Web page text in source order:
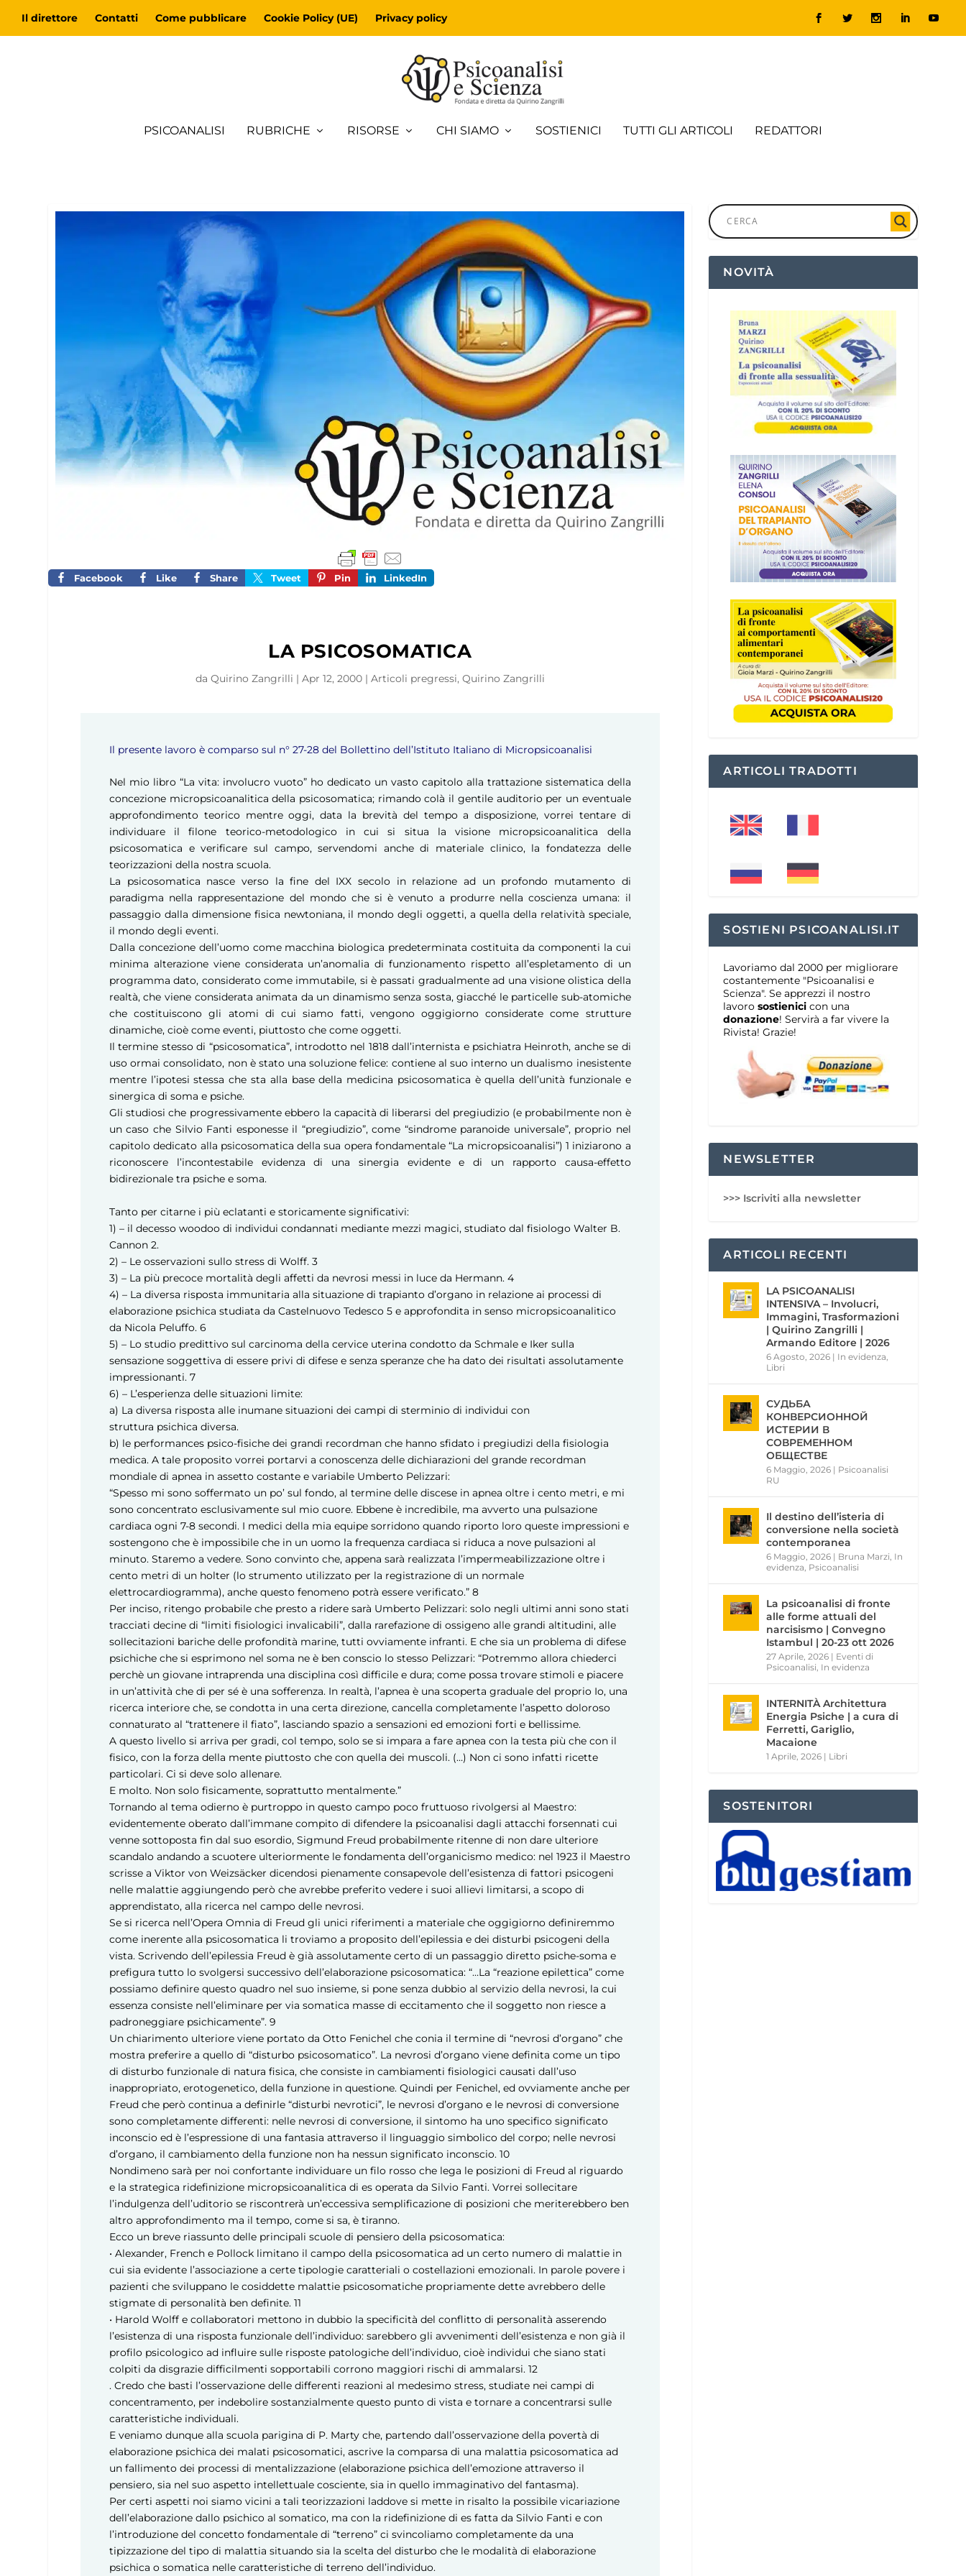
Il direttore Contatti Come pubblicare Cookie Policy (UE) Privacy policy
PSICOANALISI RUBRICHE RISORSE CHI SIAMO SOSTIENICI TUTTI GLI ARTICOLI REDATTORI
Facebook Like Share Tweet Pin LinkedIn
LA PSICOSOMATICA
da Quirino Zangrilli | Apr 12, 2000| Articoli pregressi, Quirino Zangrilli
Il presente lavoro è comparso sul n° 27-28 del Bollettino dell’Istituto Italiano di Micropsicoanalisi
Nel mio libro “La vita: involucro vuoto” ho dedicato un vasto capitolo alla trattazione sistematica della
concezione micropsicoanalitica della psicosomatica; rimando colà il gentile auditorio per un eventuale
approfondimento teorico mentre oggi, data la brevità del tempo a disposizione, vorrei tentare di
individuare il filone teorico-metodologico in cui si situa la visione micropsicoanalitica della
psicosomatica e verificare sul campo, servendomi anche di materiale clinico, la fondatezza delle
teorizzazioni della nostra scuola.
La psicosomatica nasce verso la fine del IXX secolo in relazione ad un profondo mutamento di
paradigma nella rappresentazione del mondo che si è venuto a produrre nella coscienza umana: il
passaggio dalla dimensione fisica newtoniana, il mondo degli oggetti, a quella della relatività speciale,
il mondo degli eventi.
Dalla concezione dell’uomo come macchina biologica predeterminata costituita da componenti la cui
minima alterazione viene considerata un’anomalia di funzionamento rispetto all’espletamento di un
programma dato, considerato come immutabile, si è passati gradualmente ad una visione olistica della
realtà, che viene considerata animata da un dinamismo senza sosta, giacché le particelle sub-atomiche
che costituiscono gli atomi di cui siamo fatti, vengono oggigiorno considerate come strutture
dinamiche, cioè come eventi, piuttosto che come oggetti.
Il termine stesso di “psicosomatica”, introdotto nel 1818 dall’internista e psichiatra Heinroth, anche se di
uso ormai consolidato, non è stato una soluzione felice: contiene al suo interno un dualismo inesistente
mentre l’ipotesi stessa che sta alla base della medicina psicosomatica è quella dell’unità funzionale e
sinergica di soma e psiche.
Gli studiosi che progressivamente ebbero la capacità di liberarsi del pregiudizio (e probabilmente non è
un caso che Silvio Fanti esponesse il “pregiudizio”, come “sindrome paranoide universale”, proprio nel
capitolo dedicato alla psicosomatica della sua opera fondamentale “La micropsicoanalisi”)1 iniziarono a
riconoscere l’incontestabile evidenza di una sinergia evidente e di un rapporto causa-effetto
bidirezionale tra psiche e soma.
Tanto per citarne i più eclatanti e storicamente significativi:
1) – il decesso woodoo di individui condannati mediante mezzi magici, studiato dal fisiologo Walter B.
Cannon 2.
2) – Le osservazioni sullo stress di Wolff. 3
3) – La più precoce mortalità degli affetti da nevrosi messi in luce da Hermann. 4
4) – La diversa risposta immunitaria alla situazione di trapianto d’organo in relazione ai processi di
elaborazione psichica studiata da Castelnuovo Tedesco 5e approfondita in senso micropsicoanalitico
da Nicola Peluffo. 6
5) – Lo studio predittivo sul carcinoma della cervice uterina condotto da Schmale e Iker sulla
sensazione soggettiva di essere privi di difese e senza speranze che ha dato dei risultati assolutamente
impressionanti. 7
6) – L’esperienza delle situazioni limite:
a) La diversa risposta alle inumane situazioni dei campi di sterminio di individui con
struttura psichica diversa.
b) le performances psico-fisiche dei grandi recordman che hanno sfidato i pregiudizi della fisiologia
medica. A tale proposito vorrei portarvi a conoscenza delle dichiarazioni del grande recordman
mondiale di apnea in assetto costante e variabile Umberto Pelizzari:
“Spesso mi sono soffermato un po’ sul fondo, al termine delle discese in apnea oltre i cento metri, e mi
sono concentrato esclusivamente sul mio cuore. Ebbene è incredibile, ma avverto una pulsazione
cardiaca ogni 7-8 secondi. I medici della mia equipe sorridono quando riporto loro queste impressioni e
sostengono che è impossibile che in un uomo la frequenza cardiaca si riduca a nove pulsazioni al
minuto. Staremo a vedere. Sono convinto che, appena sarà realizzata l’impermeabilizzazione oltre i
cento metri di un holter (lo strumento utilizzato per la registrazione di un normale
elettrocardiogramma), anche questo fenomeno potrà essere verificato.” 8
Per inciso, ritengo probabile che presto a ridere sarà Umberto Pelizzari: solo negli ultimi anni sono stati
tracciati decine di “limiti fisiologici invalicabili”, dalla rarefazione di ossigeno alle grandi altitudini, alle
sollecitazioni bariche delle profondità marine, tutti ovviamente infranti. E che sia un problema di difese
psichiche che si esprimono nel soma ne è ben conscio lo stesso Pelizzari: “Potremmo allora chiederci
perchè un giovane intraprenda una disciplina così difficile e dura; come possa trovare stimoli e piacere
in un’attività che di per sé è una sofferenza. In realtà, l’apnea è una scoperta graduale del proprio Io, una
ricerca interiore che, se condotta in una certa direzione, cancella completamente l’aspetto doloroso
connaturato al “trattenere il fiato”, lasciando spazio a sensazioni ed emozioni forti e bellissime.
A questo livello si arriva per gradi, col tempo, solo se si impara a fare apnea con la testa più che con il
fisico, con la forza della mente piuttosto che con quella dei muscoli. (…) Non ci sono infatti ricette
particolari. Ci si deve solo allenare.
E molto. Non solo fisicamente, soprattutto mentalmente.”
Tornando al tema odierno è purtroppo in questo campo poco fruttuoso rivolgersi al Maestro:
evidentemente oberato dall’immane compito di difendere la psicoanalisi dagli attacchi forsennati cui
venne sottoposta fin dal suo esordio, Sigmund Freud probabilmente ritenne di non dare ulteriore
scandalo andando a scuotere ulteriormente le fondamenta dell’organicismo medico: nel 1923 il Maestro
scrisse a Viktor von Weizsäcker dicendosi pienamente consapevole dell’esistenza di fattori psicogeni
nelle malattie aggiungendo però che avrebbe preferito vedere i suoi allievi limitarsi, a scopo di
apprendistato, alla ricerca nel campo delle nevrosi.
Se si ricerca nell’Opera Omnia di Freud gli unici riferimenti a materiale che oggigiorno definiremmo
come inerente alla psicosomatica li troviamo a proposito dell’epilessia e dei disturbi psicogeni della
vista. Scrivendo dell’epilessia Freud è già assolutamente certo di un passaggio diretto psiche-soma e
prefigura tutto lo svolgersi successivo dell’elaborazione psicosomatica: “…La “reazione epilettica” come
possiamo definire questo quadro nel suo insieme, si pone senza dubbio al servizio della nevrosi, la cui
essenza consiste nell’eliminare per via somatica masse di eccitamento che il soggetto non riesce a
padroneggiare psichicamente”. 9
Un chiarimento ulteriore viene portato da Otto Fenichel che conia il termine di “nevrosi d’organo” che
mostra preferire a quello di “disturbo psicosomatico”. La nevrosi d’organo viene definita come un tipo
di disturbo funzionale di natura fisica, che consiste in cambiamenti fisiologici causati dall’uso
inappropriato, erotogenetico, della funzione in questione. Quindi per Fenichel, ed ovviamente anche per
Freud che però continua a definirle “disturbi nevrotici”, le nevrosi d’organo e le nevrosi di conversione
sono completamente differenti: nelle nevrosi di conversione, il sintomo ha uno specifico significato
inconscio ed è l’espressione di una fantasia attraverso il linguaggio simbolico del corpo; nelle nevrosi
d’organo, il cambiamento della funzione non ha nessun significato inconscio. 10
Nondimeno sarà per noi confortante individuare un filo rosso che lega le posizioni di Freud al riguardo
e la strategica ridefinizione micropsicoanalitica di es operata da Silvio Fanti. Vorrei sollecitare
l’indulgenza dell’uditorio se riscontrerà un’eccessiva semplificazione di posizioni che meriterebbero ben
altro approfondimento ma il tempo, come si sa, è tiranno.
Ecco un breve riassunto delle principali scuole di pensiero della psicosomatica:
• Alexander, French e Pollock limitano il campo della psicosomatica ad un certo numero di malattie in
cui sia evidente l’associazione a certe tipologie caratteriali o costellazioni emozionali. In parole povere i
pazienti che sviluppano le cosiddette malattie psicosomatiche propriamente dette avrebbero delle
stigmate di personalità ben definite. 11
• Harold Wolff e collaboratori mettono in dubbio la specificità del conflitto di personalità asserendo
l’esistenza di una risposta funzionale dell’individuo: sarebbero gli avvenimenti dell’esistenza e non già il
profilo psicologico ad influire sulle risposte patologiche dell’individuo, cioè individui che siano stati
colpiti da disgrazie difficilmenti sopportabili corrono maggiori rischi di ammalarsi. 12
. Credo che basti l’osservazione delle differenti reazioni al medesimo stress, studiate nei campi di
concentramento, per indebolire sostanzialmente questo punto di vista e tornare a concentrarsi sulle
caratteristiche individuali.
E veniamo dunque alla scuola parigina di P. Marty che, partendo dall’osservazione della povertà di
elaborazione psichica dei malati psicosomatici, ascrive la comparsa di una malattia psicosomatica ad
un fallimento dei processi di mentalizzazione (elaborazione psichica dell’emozione attraverso il
pensiero, sia nel suo aspetto intellettuale cosciente, sia in quello immaginativo del fantasma).
Per certi aspetti noi siamo vicini a tali teorizzazioni laddove si mette in risalto la possibile vicariazione
dell’elaborazione dallo psichico al somatico, ma con la ridefinizione di es fatta da Silvio Fanti e con
l’introduzione del concetto fondamentale di “terreno” ci svincoliamo completamente da una
tipizzazione del tipo di malattia situando sia la scelta del disturbo che le modalità di elaborazione
psichica o somatica nelle caratteristiche di terreno dell’individuo.
NOVITÀ
ARTICOLI TRADOTTI
SOSTIENI PSICOANALISI.IT
Lavoriamo dal 2000 per migliorare
costantemente "Psicoanalisi e
Scienza". Se apprezzi il nostro
lavorosostienici con una
donazione! Servirà a far vivere la
Rivista! Grazie!
NEWSLETTER
>>> Iscriviti alla newsletter
ARTICOLI RECENTI
LA PSICOANALISI
INTENSIVA – Involucri,
Immagini, Trasformazioni
| Quirino Zangrilli |
Armando Editore | 2026
6 Agosto, 2026 | In evidenza
Libri
СУДЬБА
КОНВЕРСИОННОЙ
ИСТЕРИИ В
СОВРЕМЕННОМ
ОБЩЕСТВЕ
6 Maggio, 2026 | Psicoanalisi
RU
Il destino dell’isteria di
conversione nella società
contemporanea
6 Maggio, 2026 | Bruna Marzi In
evidenza Psicoanalisi
La psicoanalisi di fronte
alle forme attuali del
narcisismo | Convegno
Istambul | 20-23 ott 2026
27 Aprile, 2026 | Eventi di
Psicoanalisi In evidenza
INTERNITÀ Architettura
Energia Psiche | a cura di
Ferretti, Gariglio,
Macaione
1 Aprile, 2026 | Libri
SOSTENITORI